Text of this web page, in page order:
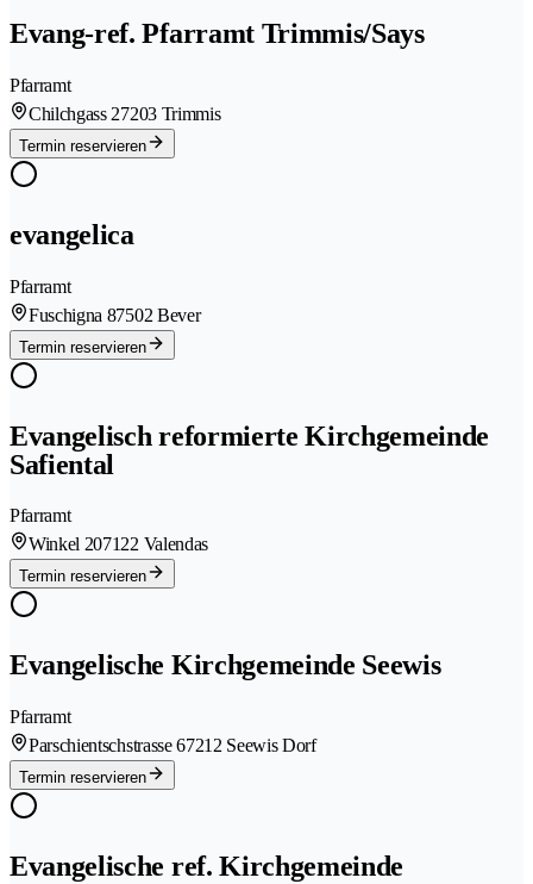
Evang-ref. Pfarramt Trimmis/Says
Pfarramt
Chilchgass 27203 Trimmis
Termin reservieren
evangelica
Pfarramt
Fuschigna 87502 Bever
Termin reservieren
Evangelisch reformierte Kirchgemeinde
Safiental
Pfarramt
Winkel 207122 Valendas
Termin reservieren
Evangelische Kirchgemeinde Seewis
Pfarramt
Parschientschstrasse 67212 Seewis Dorf
Termin reservieren
Evangelische ref. Kirchgemeinde